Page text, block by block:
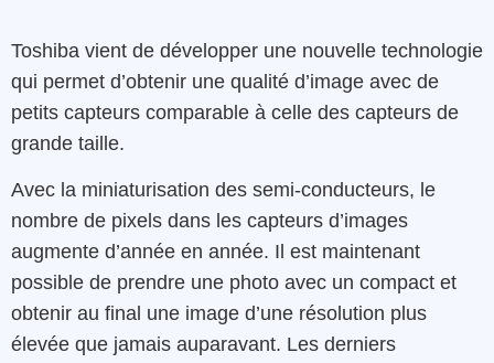
Toshiba vient de développer une nouvelle technologie
qui permet d’obtenir une qualité d’image avec de
petits capteurs comparable à celle des capteurs de
grande taille.
Avec la miniaturisation des semi-conducteurs, le
nombre de pixels dans les capteurs d’images
augmente d’année en année. Il est maintenant
possible de prendre une photo avec un compact et
obtenir au final une image d’une résolution plus
élevée que jamais auparavant. Les derniers